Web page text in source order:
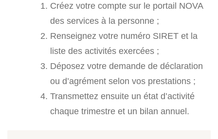
Créez votre compte sur le portail NOVA
des services à la personne ;
Renseignez votre numéro SIRET et la
liste des activités exercées ;
Déposez votre demande de déclaration
ou d’agrément selon vos prestations ;
Transmettez ensuite un état d’activité
chaque trimestre et un bilan annuel.